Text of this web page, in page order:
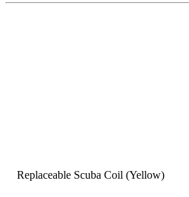
Replaceable Scuba Coil (Yellow)